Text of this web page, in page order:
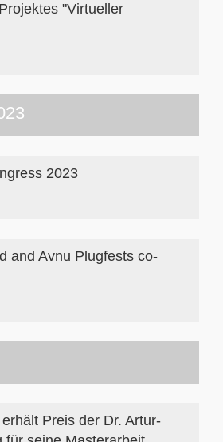
"Virtueller
2023
and Avnu Plugfests co-
Preis der Dr. Artur-